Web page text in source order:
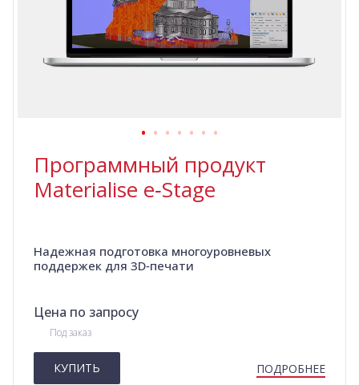
Программный продукт
Materialise e‑Stage
Надежная подготовка многоуровневых
поддержек для 3D‑печати
Цена по запросу
Под заказ
КУПИТЬ ПОДРОБНЕЕ